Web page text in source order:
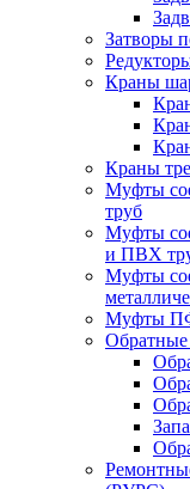
Затворы
Краны
Краны
Муфты
труб
Муфты
и ПВХ
Муфты
Муфты